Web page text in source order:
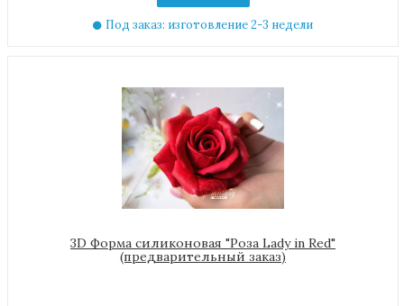
Под заказ: изготовление 2-3 недели
3D Форма силиконовая "Роза Lady in Red"
(предварительный заказ)